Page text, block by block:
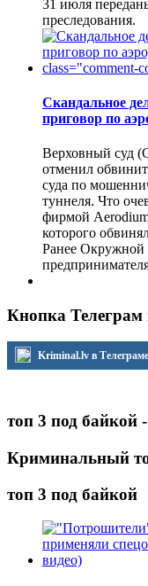
31 июля
преследования.
Скандальное
приговор по
Верховный суд
отменил
суда по
туннеля. Что
фирмой
которого
Ранее Окружной
Кнопка Телеграм
Kriminal.lv в Телеграме
топ 3 под
Криминальный
топ 3 под байкой